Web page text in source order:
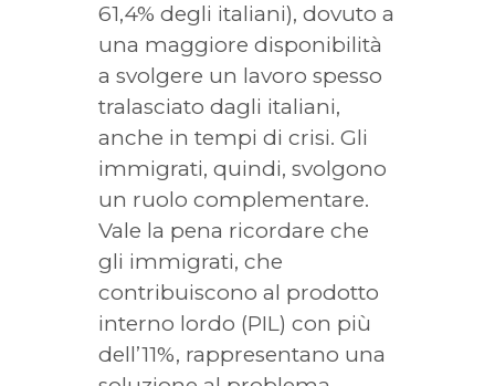
61,4% degli italiani), dovuto a
una maggiore disponibilità
a svolgere un lavoro spesso
tralasciato dagli italiani,
anche in tempi di crisi. Gli
immigrati, quindi, svolgono
un ruolo complementare.
Vale la pena ricordare che
gli immigrati, che
contribuiscono al prodotto
interno lordo (PIL) con più
dell’11%, rappresentano una